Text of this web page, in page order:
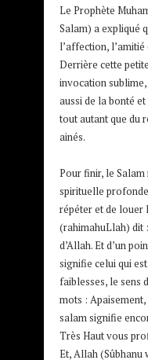
Le Prophète
Salam) a expliqué
l’affection,
Derrière cette
invocation
aussi de la bonté
tout autant que du
ainés.
Pour finir, le Salam
spirituelle
répéter et de louer
(rahimahuLlah) dit
d’Allah. Et d’un
signifie celui qui
faiblesses, le sens
mots :
salam signifie
Très Haut vous
Et, Allah (Sûbhanu